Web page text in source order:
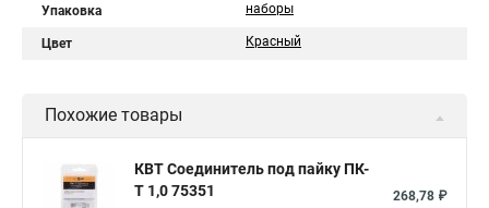
Упаковка наборы
Цвет Красный
Похожие товары
КВТ Соединитель под пайку ПК-
Т 1,0 75351
268,78 ₽